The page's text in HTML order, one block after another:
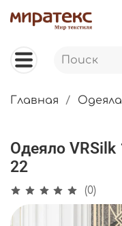
Главная Одеяла
Одеяло
22
(0)